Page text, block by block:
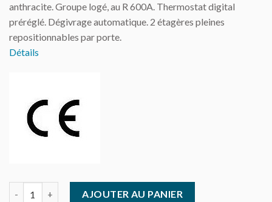
anthracite. Groupe logé, au R 600A. Thermostat digital
préréglé. Dégivrage automatique. 2 étagères pleines
repositionnables par porte.
Détails
AJOUTER AU PANIER